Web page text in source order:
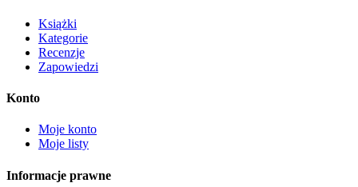
Książki
Kategorie
Recenzje
Zapowiedzi
Konto
Moje konto
Moje listy
Informacje prawne